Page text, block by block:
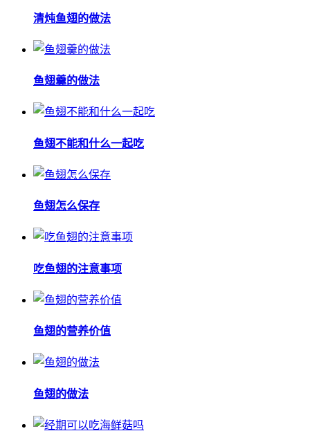
清炖鱼翅的做法
鱼翅羹的做法
鱼翅不能和什么一起吃
鱼翅怎么保存
吃鱼翅的注意事项
鱼翅的营养价值
鱼翅的做法